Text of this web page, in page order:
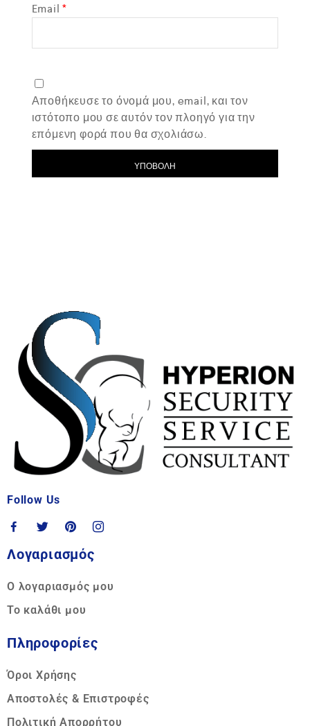
Email*
Αποθήκευσε το όνομά μου, email, και τον
ιστότοπο μου σε αυτόν τον πλοηγό για την
επόμενη φορά που θα σχολιάσω.
Follow Us
Λογαριασμός
Ο λογαριασμός μου
Το καλάθι μου
Πληροφορίες
Όροι Χρήσης
Αποστολές & Επιστροφές
Πολιτική Απορρήτου